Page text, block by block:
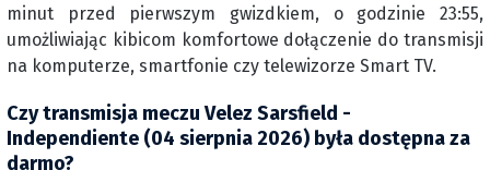
minut przed pierwszym gwizdkiem, o godzinie 23:55,
umożliwiając kibicom komfortowe dołączenie do transmisji
na komputerze, smartfonie czy telewizorze Smart TV.
Czy transmisja meczu Velez Sarsfield -
Independiente (04 sierpnia 2026) była dostępna za
darmo?